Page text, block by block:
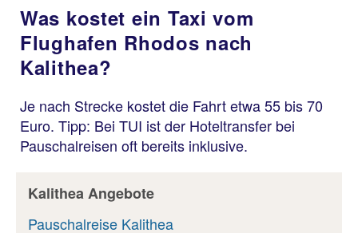
Was kostet ein Taxi vom
Flughafen Rhodos nach
Kalithea?
Je nach Strecke kostet die Fahrt etwa 55 bis 70
Euro. Tipp: Bei TUI ist der Hoteltransfer bei
Pauschalreisen oft bereits inklusive.
Kalithea Angebote
Pauschalreise Kalithea